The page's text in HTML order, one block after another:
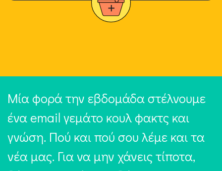
Μία φορά την εβδομάδα στέλνουμε
ένα email γεμάτο κουλ φακτς και
γνώση. Πού και πού σου λέμε και τα
νέα μας. Για να μην χάνεις τίποτα,